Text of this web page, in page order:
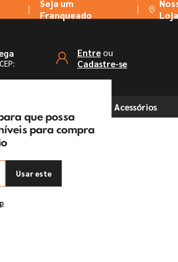
Seja um
Franqueado
que possa
para compra
Usar este
Entre ou
Cadastre-se
Acessórios